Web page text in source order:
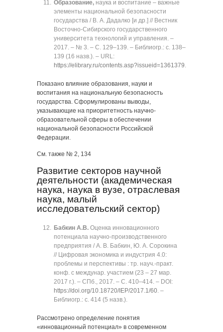
Образование, наука и воспитание ‒ важные
элементы национальной безопасности
государства / В. А. Дадалко [и др.] // Вестник
Восточно-Сибирского государственного
университета технологий и управления. ‒
2017. ‒ № 3. ‒ C. 129‒139. ‒ Библиогр.: с. 138‒
139 (16 назв.). ‒ URL:
https://elibrary.ru/contents.asp?issueid=1361379.
Показано влияние образования, науки и
воспитания на национальную безопасность
государства. Сформулированы выводы,
указывающие на приоритетность научно-
образовательной сферы в обеспечении
национальной безопасности Российской
Федерации.
См. также № 2, 134
Развитие секторов научной
деятельности (академическая
наука, наука в вузе, отраслевая
наука, малый
исследовательский сектор)
Бабкин А.В. Оценка инновационного
потенциала научно-производственного
предприятия / А. В. Бабкин, Ю. А. Сорокина
// Цифровая экономика и индустрия 4.0:
проблемы и перспективы : тр. науч.-практ.
конф. с междунар. участием (23 ‒ 27 мар.
2017 г.). ‒ СПб., 2017. ‒ C. 410‒414. ‒ DOI:
https://doi.org/10.18720/IEP/2017.1/60. ‒
Библиогр.: с. 414 (5 назв.).
Рассмотрено определение понятия
«инновационный потенциал» в современном